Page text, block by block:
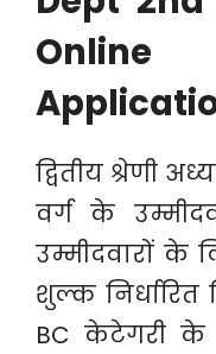
Online
द्वितीय श्रेणी
वर्ग के
उम्मीदवारों
शुल्क
BC केटेगरी के